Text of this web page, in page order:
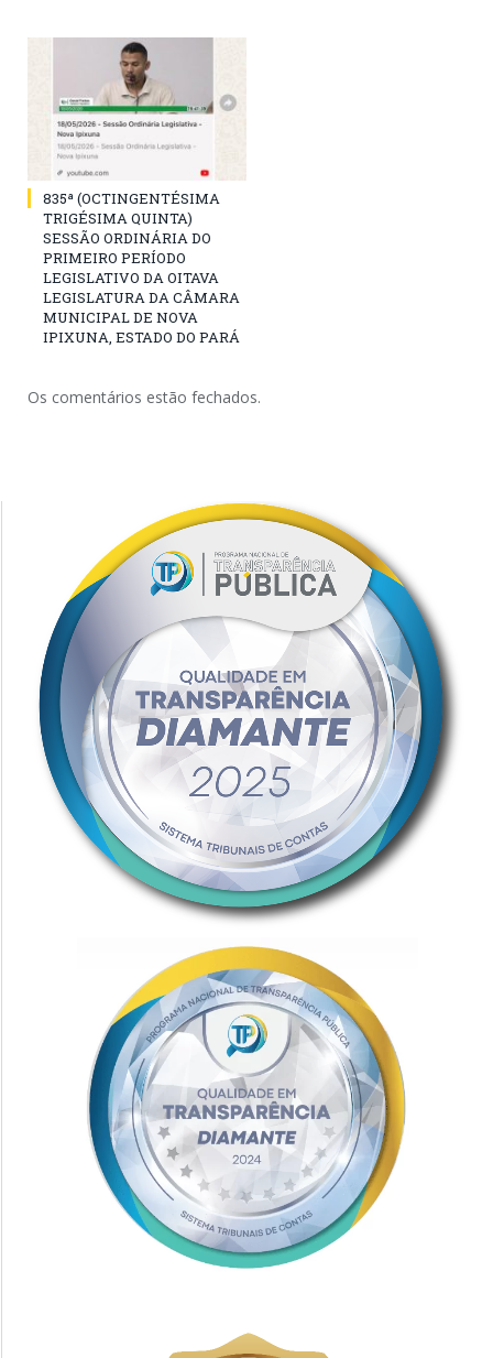
835ª (OCTINGENTÉSIMA
TRIGÉSIMA QUINTA)
SESSÃO ORDINÁRIA DO
PRIMEIRO PERÍODO
LEGISLATIVO DA OITAVA
LEGISLATURA DA CÂMARA
MUNICIPAL DE NOVA
IPIXUNA, ESTADO DO PARÁ
Os comentários estão fechados.